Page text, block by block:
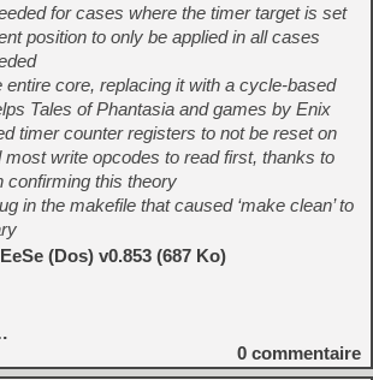
for cases where the timer target is set
position to only be applied in all cases
entire core, replacing it with a cycle-based
Tales of Phantasia and games by Enix
timer counter registers to not be reset on
write opcodes to read first, thanks to
confirming this theory
in the makefile that caused ‘make clean’ to
(Dos) v0.853 (687 Ko)
0 commentaire